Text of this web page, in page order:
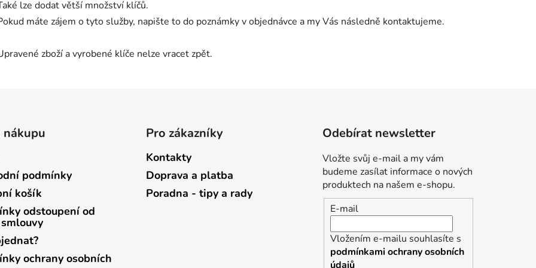
lze dodat větší množství klíčů.
máte zájem o tyto služby, napište to do poznámky v objednávce a my Vás následně kontaktujeme.
zboží a vyrobené klíče nelze vracet zpět.
nákupu
podmínky
košík
odstoupení od
ochrany osobních
Pro zákazníky
Kontakty
Doprava a platba
Poradna - tipy a rady
Odebírat newsletter
Vložte svůj e-mail a my vám
budeme zasílat informace o nových
produktech na našem e-shopu.
E-mail
Vložením e-mailu souhlasíte s
podmínkami ochrany osobních
údajů